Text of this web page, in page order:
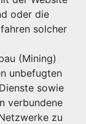
oder die
solcher
(Mining)
unbefugten
sowie
verbundene
zu